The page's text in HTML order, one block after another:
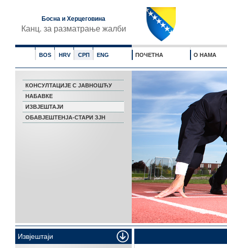
Босна и Херцеговина
Канц. за разматрање жалби
BOS HRV СРП ENG ПОЧЕТНА О НАМА
КОНСУЛТАЦИЈЕ С ЈАВНОШЋУ
НАБАВКЕ
ИЗВЈЕШТАЈИ
ОБАВЈЕШТЕНЈА-СТАРИ ЗЈН
Извјештаји